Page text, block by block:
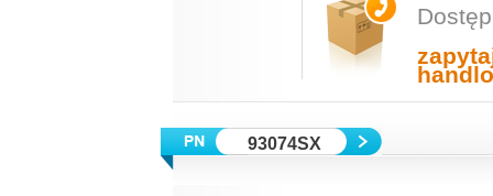
93074SX